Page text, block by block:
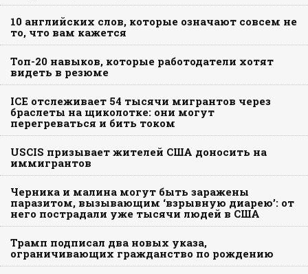
10 английских слов, которые означают совсем не
то, что вам кажется
Топ-20 навыков, которые работодатели хотят
видеть в резюме
ICE отслеживает 54 тысячи мигрантов через
браслеты на щиколотке: они могут
перегреваться и бить током
USCIS призывает жителей США доносить на
иммигрантов
Черника и малина могут быть заражены
паразитом, вызывающим ‘взрывную диарею’: от
него пострадали уже тысячи людей в США
Трамп подписал два новых указа,
ограничивающих гражданство по рождению